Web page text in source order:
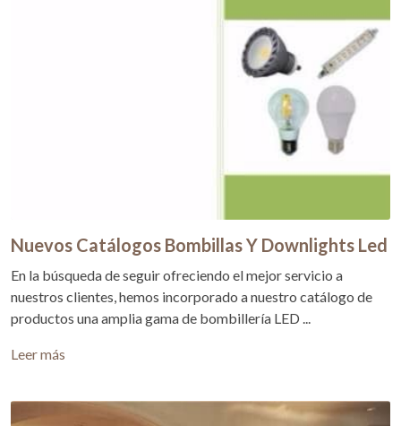
Nuevos Catálogos Bombillas Y Downlights Led
En la búsqueda de seguir ofreciendo el mejor servicio a
nuestros clientes, hemos incorporado a nuestro catálogo de
productos una amplia gama de bombillería LED ...
Leer más